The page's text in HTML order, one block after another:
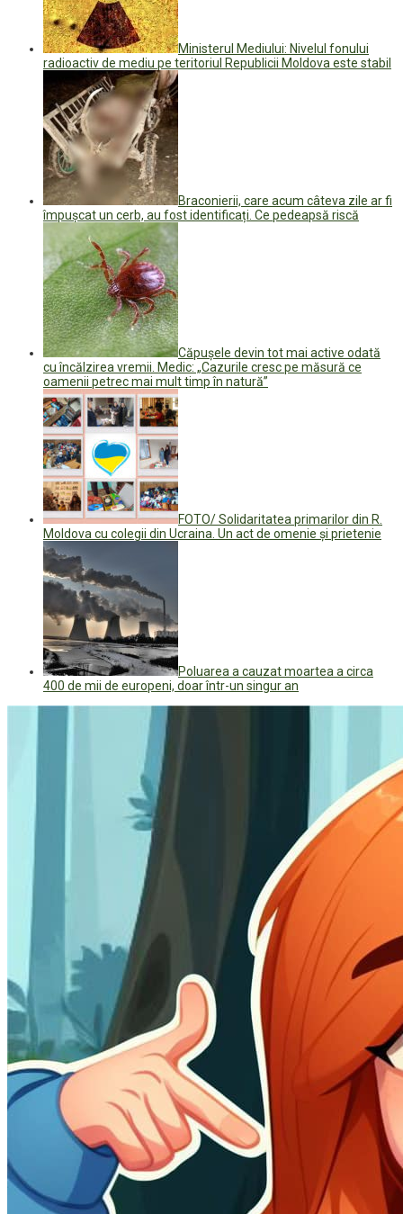
Ministerul Mediului: Nivelul fonului
radioactiv de mediu pe teritoriul Republicii Moldova este stabil
Braconierii, care acum câteva zile ar fi
împușcat un cerb, au fost identificați. Ce pedeapsă riscă
Căpușele devin tot mai active odată
cu încălzirea vremii. Medic: „Cazurile cresc pe măsură ce
oamenii petrec mai mult timp în natură”
FOTO/ Solidaritatea primarilor din R.
Moldova cu colegii din Ucraina. Un act de omenie și prietenie
Poluarea a cauzat moartea a circa
400 de mii de europeni, doar într-un singur an